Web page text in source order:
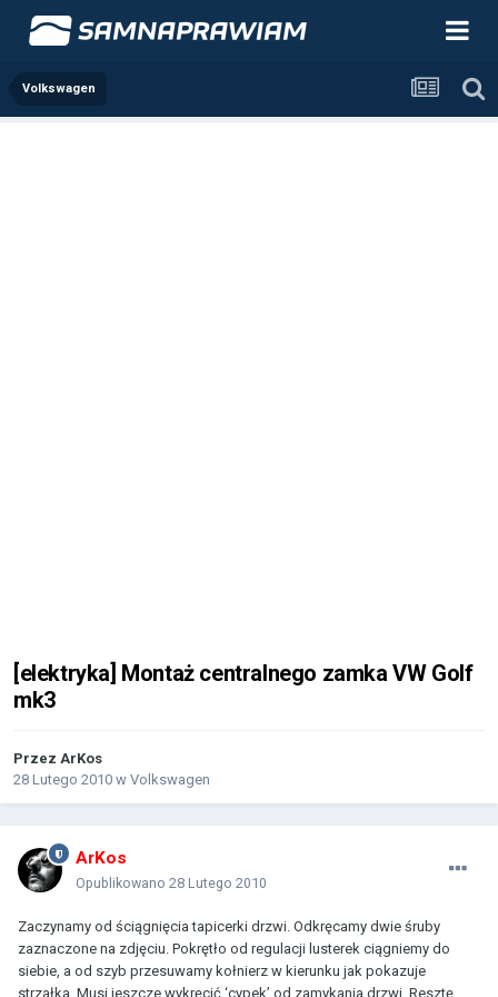
Volkswagen
[elektryka] Montaż centralnego zamka VW Golf
mk3
Przez ArKos
28 Lutego 2010 w Volkswagen
ArKos
Opublikowano 28 Lutego 2010
Zaczynamy od ściągnięcia tapicerki drzwi. Odkręcamy dwie śruby
zaznaczone na zdjęciu. Pokrętło od regulacji lusterek ciągniemy do
siebie, a od szyb przesuwamy kołnierz w kierunku jak pokazuje
strzałka. Musi jeszcze wykręcić ‘cypek’ od zamykania drzwi. Resztę